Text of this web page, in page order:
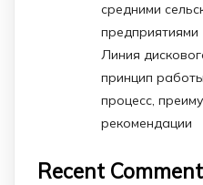
средними
предприятиями
Линия
принцип
процесс,
рекомендации
Recent